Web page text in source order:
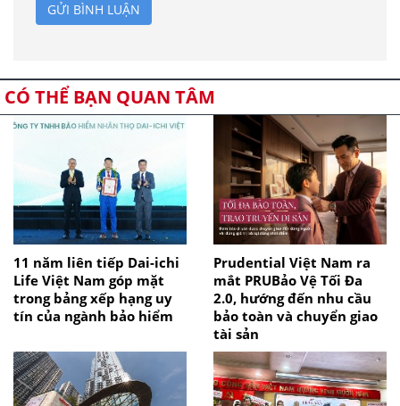
GỬI BÌNH LUẬN
CÓ THỂ BẠN QUAN TÂM
11 năm liên tiếp Dai-ichi
Life Việt Nam góp mặt
trong bảng xếp hạng uy
tín của ngành bảo hiểm
Prudential Việt Nam ra
mắt PRUBảo Vệ Tối Đa
2.0, hướng đến nhu cầu
bảo toàn và chuyển giao
tài sản